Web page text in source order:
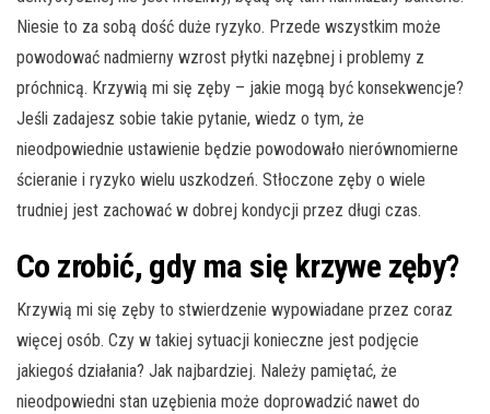
Niesie to za sobą dość duże ryzyko. Przede wszystkim może
powodować nadmierny wzrost płytki nazębnej i problemy z
próchnicą. Krzywią mi się zęby – jakie mogą być konsekwencje?
Jeśli zadajesz sobie takie pytanie, wiedz o tym, że
nieodpowiednie ustawienie będzie powodowało nierównomierne
ścieranie i ryzyko wielu uszkodzeń. Stłoczone zęby o wiele
trudniej jest zachować w dobrej kondycji przez długi czas.
Co zrobić, gdy ma się krzywe zęby?
Krzywią mi się zęby to stwierdzenie wypowiadane przez coraz
więcej osób. Czy w takiej sytuacji konieczne jest podjęcie
jakiegoś działania? Jak najbardziej. Należy pamiętać, że
nieodpowiedni stan uzębienia może doprowadzić nawet do